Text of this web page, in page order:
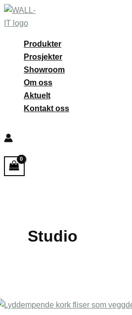
Hopp
rett
innholdet
Produkter
Prosjekter
Showroom
Om oss
Aktuelt
Kontakt oss
Studio